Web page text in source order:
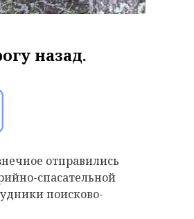
назад.
отправились
спасательной
поисково-